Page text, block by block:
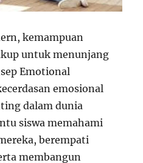
kemampuan
untuk menunjang
Emotional
emosional
dalam dunia
siswa memahami
berempati
membangun